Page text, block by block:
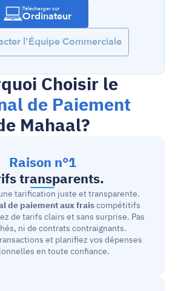
Télécharger sur
Ordinateur
l'Équipe Commerciale
Pourquoi Choisir le
de Paiement
Mahaal?
Raison n°1
transparents.
tarification juste et transparente.
de paiement aux frais compétitifs
de tarifs clairs et sans surprise. Pas
ni de contrats contraignants.
et planifiez vos dépenses
en toute confiance.